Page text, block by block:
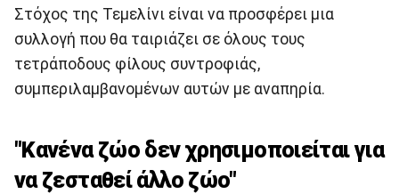
Στόχος της Τεμελίνι είναι να προσφέρει μια
συλλογή που θα ταιριάζει σε όλους τους
τετράποδους φίλους συντροφιάς,
συμπεριλαμβανομένων αυτών με αναπηρία.
"Kανένα ζώο δεν χρησιμοποιείται για
να ζεσταθεί άλλο ζώο"